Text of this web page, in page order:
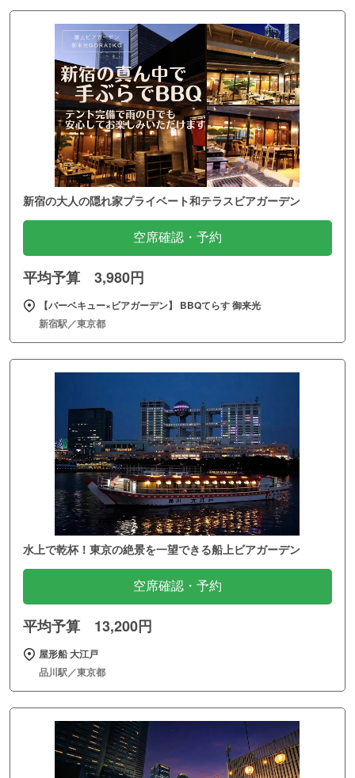
新宿の大人の隠れ家プライベート和テラスビアガーデン
空席確認・予約
平均予算 3,980円
【バーベキュー×ビアガーデン】 BBQてらす 御来光
新宿駅／東京都
水上で乾杯！東京の絶景を一望できる船上ビアガーデン
空席確認・予約
平均予算 13,200円
屋形船 大江戸
品川駅／東京都